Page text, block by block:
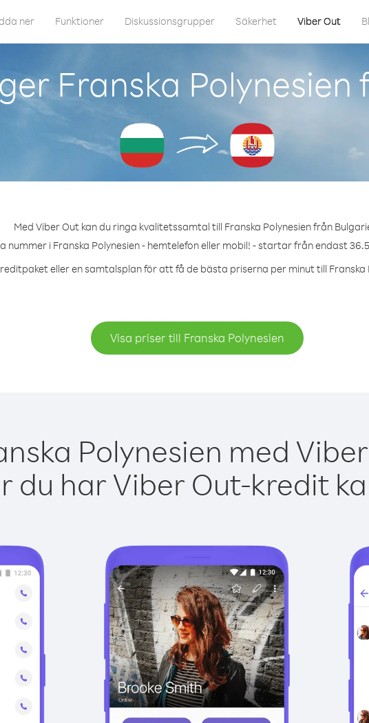
ner Funktioner Diskussionsgrupper Säkerhet Viber Out
Franska
Med Viber Out kan du ringa kvalitetssamtal till Franska Polynesien från
nummer i Franska Polynesien - hemtelefon eller mobil! - startar från endast
eller en samtalsplan för att få de bästa priserna per minut till Franska
Visa priser till Franska Polynesien
Polynesien med
du har Viber Out-kredit